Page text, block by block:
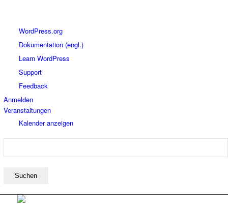
WordPress
WordPress.org
Dokumentation (engl.)
Learn WordPress
Support
Feedback
Anmelden
Veranstaltungen
Kalender anzeigen
Suchen